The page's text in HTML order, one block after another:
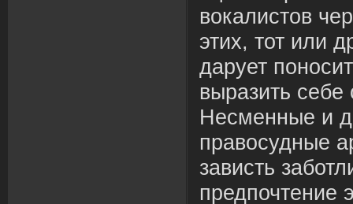
вокалистов
этих, тот или
дарует
выразить
Несменные и
правосудные
зависть
предпочтение